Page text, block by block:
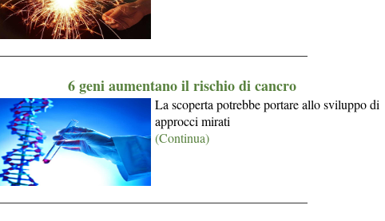
6 geni aumentano il rischio di cancro
La scoperta potrebbe portare allo sviluppo di
approcci mirati
(Continua)